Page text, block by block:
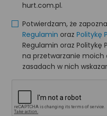
hurt.com.pl.
Potwierdzam, że
Regulamin oraz Politykę
Regulamin oraz Politykę
na przetwarzanie
zasadach w nich